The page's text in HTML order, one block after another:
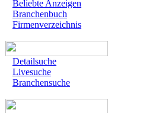
Beliebte Anzeigen
Branchenbuch
Firmenverzeichnis
Detailsuche
Livesuche
Branchensuche